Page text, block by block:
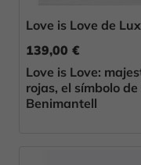
Love is Love de
139,00 €
Love is Love:
rojas, el símbolo
Benimantell